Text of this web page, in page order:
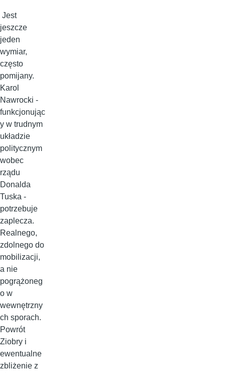
Jest
jeszcze
jeden
wymiar,
często
pomijany.
Karol
Nawrocki -
funkcjonując
y w trudnym
układzie
politycznym
wobec
rządu
Donalda
Tuska -
potrzebuje
zaplecza.
Realnego,
zdolnego do
mobilizacji,
a nie
pogrążoneg
o w
wewnętrzny
ch sporach.
Powrót
Ziobry i
ewentualne
zbliżenie z